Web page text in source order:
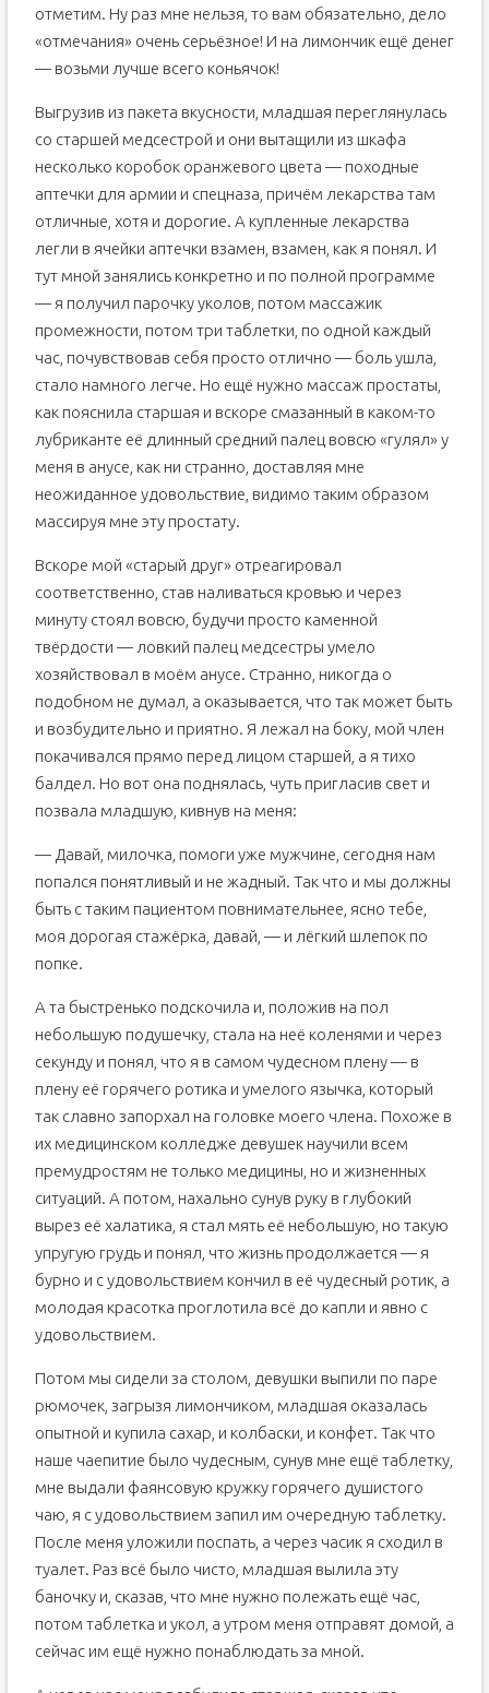
отметим. Ну раз мне нельзя, то вам обязательно, дело
«отмечания» очень серьёзное! И на лимончик ещё денег
— возьми лучше всего коньячок!
Выгрузив из пакета вкусности, младшая переглянулась
со старшей медсестрой и они вытащили из шкафа
несколько коробок оранжевого цвета — походные
аптечки для армии и спецназа, причём лекарства там
отличные, хотя и дорогие. А купленные лекарства
легли в ячейки аптечки взамен, взамен, как я понял. И
тут мной занялись конкретно и по полной программе
— я получил парочку уколов, потом массажик
промежности, потом три таблетки, по одной каждый
час, почувствовав себя просто отлично — боль ушла,
стало намного легче. Но ещё нужно массаж простаты,
как пояснила старшая и вскоре смазанный в каком-то
лубриканте её длинный средний палец вовсю «гулял» у
меня в анусе, как ни странно, доставляя мне
неожиданное удовольствие, видимо таким образом
массируя мне эту простату.
Вскоре мой «старый друг» отреагировал
соответственно, став наливаться кровью и через
минуту стоял вовсю, будучи просто каменной
твёрдости — ловкий палец медсестры умело
хозяйствовал в моём анусе. Странно, никогда о
подобном не думал, а оказывается, что так может быть
и возбудительно и приятно. Я лежал на боку, мой член
покачивался прямо перед лицом старшей, а я тихо
балдел. Но вот она поднялась, чуть пригласив свет и
позвала младшую, кивнув на меня:
— Давай, милочка, помоги уже мужчине, сегодня нам
попался понятливый и не жадный. Так что и мы должны
быть с таким пациентом повнимательнее, ясно тебе,
моя дорогая стажёрка, давай, — и лёгкий шлепок по
попке.
А та быстренько подскочила и, положив на пол
небольшую подушечку, стала на неё коленями и через
секунду и понял, что я в самом чудесном плену — в
плену её горячего ротика и умелого язычка, который
так славно запорхал на головке моего члена. Похоже в
их медицинском колледже девушек научили всем
премудростям не только медицины, но и жизненных
ситуаций. А потом, нахально сунув руку в глубокий
вырез её халатика, я стал мять её небольшую, но такую
упругую грудь и понял, что жизнь продолжается — я
бурно и с удовольствием кончил в её чудесный ротик, а
молодая красотка проглотила всё до капли и явно с
удовольствием.
Потом мы сидели за столом, девушки выпили по паре
рюмочек, загрызя лимончиком, младшая оказалась
опытной и купила сахар, и колбаски, и конфет. Так что
наше чаепитие было чудесным, сунув мне ещё таблетку,
мне выдали фаянсовую кружку горячего душистого
чаю, я с удовольствием запил им очередную таблетку.
После меня уложили поспать, а через часик я сходил в
туалет. Раз всё было чисто, младшая вылила эту
баночку и, сказав, что мне нужно полежать ещё час,
потом таблетка и укол, а утром меня отправят домой, а
сейчас им ещё нужно понаблюдать за мной.